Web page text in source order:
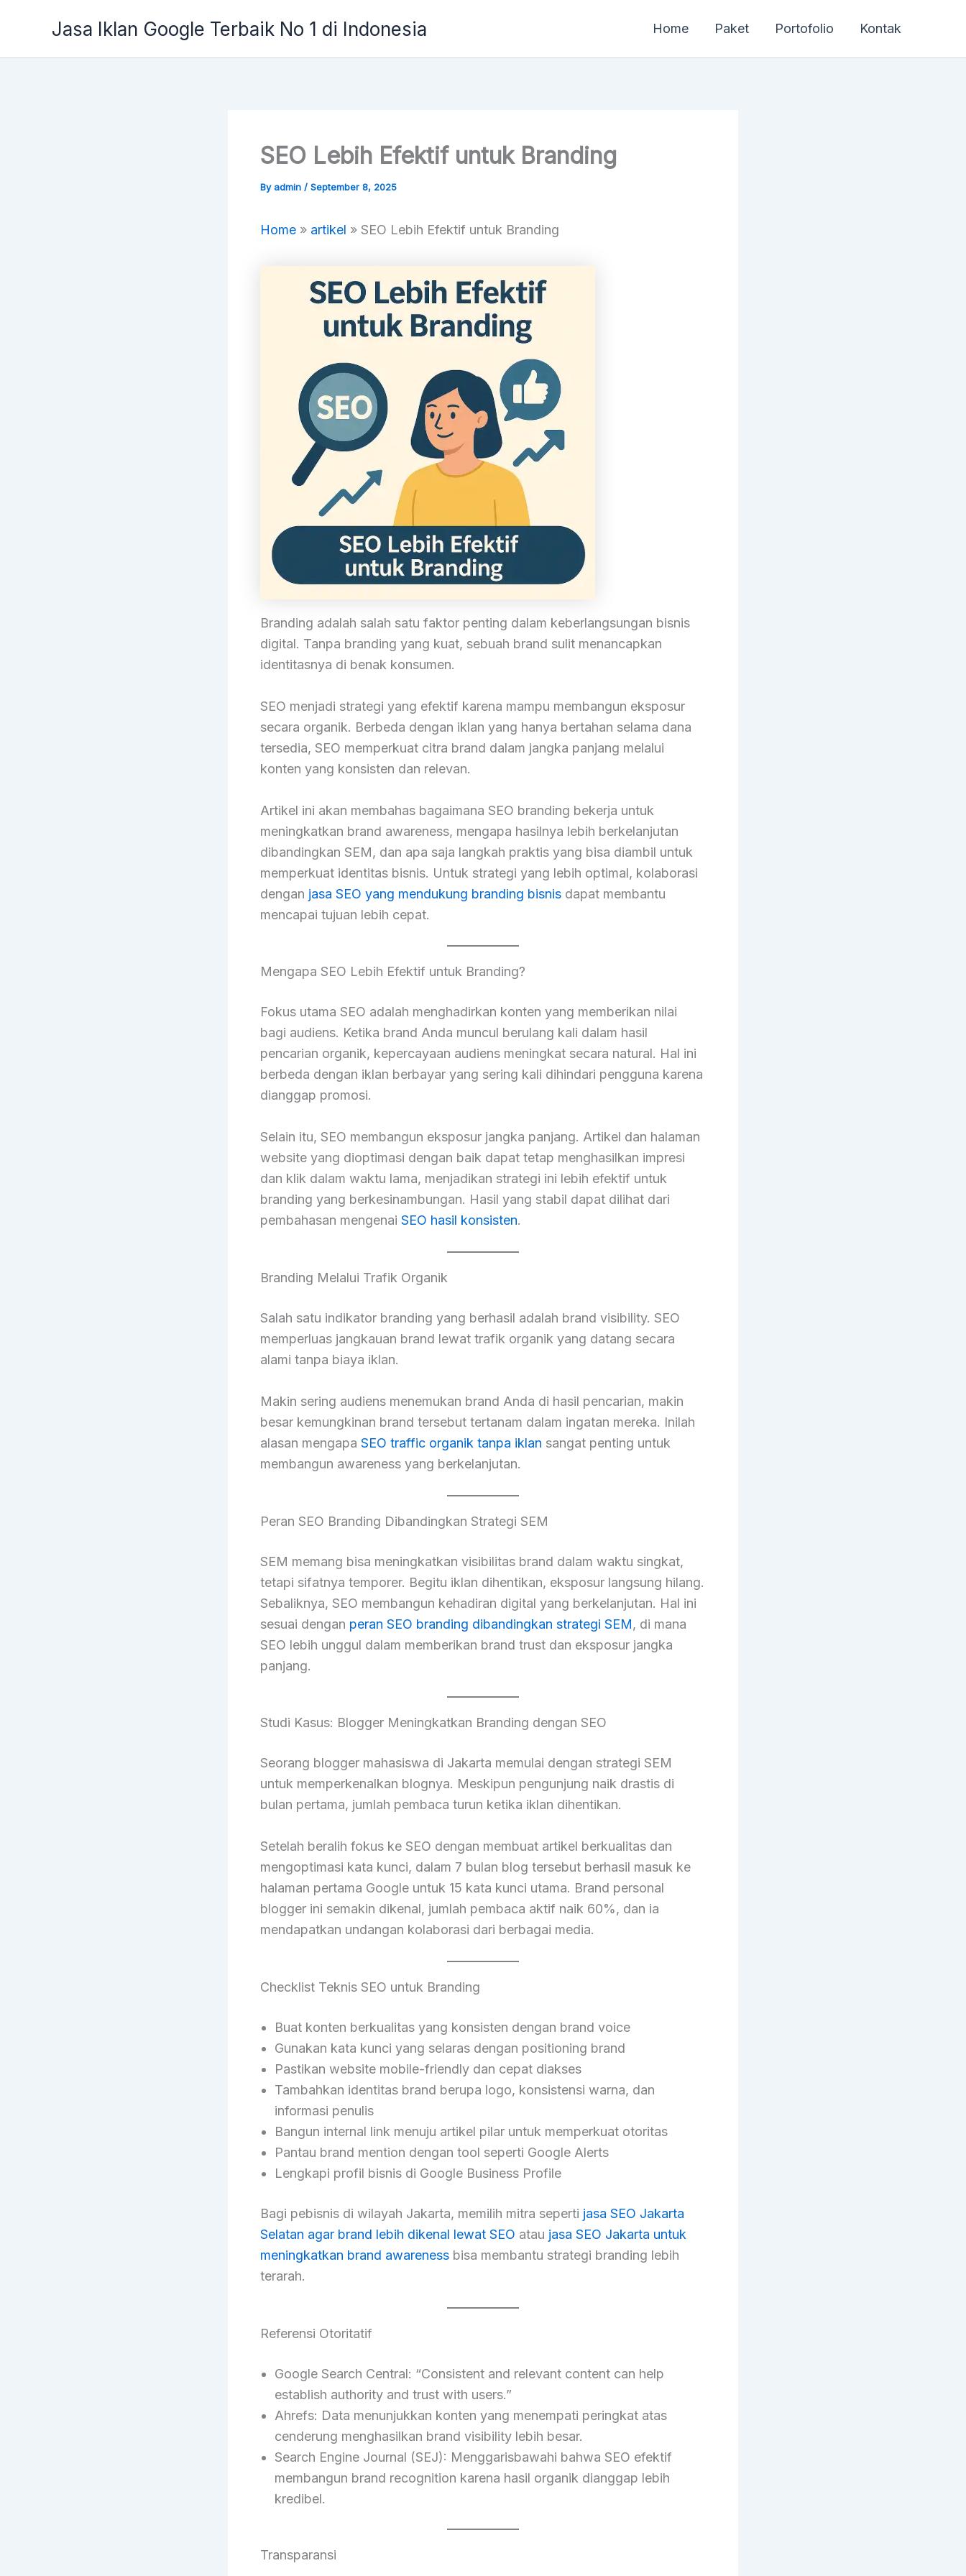
Jasa Iklan Google Terbaik No 1 di Indonesia Home Paket Portofolio Kontak
SEO Lebih Efektif untuk Branding
Byadmin / September 8, 2025
Home » artikel » SEO Lebih Efektif untuk Branding
Branding adalah salah satu faktor penting dalam keberlangsungan bisnis
digital. Tanpa branding yang kuat, sebuah brand sulit menancapkan
identitasnya di benak konsumen.
SEO menjadi strategi yang efektif karena mampu membangun eksposur
secara organik. Berbeda dengan iklan yang hanya bertahan selama dana
tersedia, SEO memperkuat citra brand dalam jangka panjang melalui
konten yang konsisten dan relevan.
Artikel ini akan membahas bagaimana SEO branding bekerja untuk
meningkatkan brand awareness, mengapa hasilnya lebih berkelanjutan
dibandingkan SEM, dan apa saja langkah praktis yang bisa diambil untuk
memperkuat identitas bisnis. Untuk strategi yang lebih optimal, kolaborasi
dengan jasa SEO yang mendukung branding bisnis dapat membantu
mencapai tujuan lebih cepat.
Mengapa SEO Lebih Efektif untuk Branding?
Fokus utama SEO adalah menghadirkan konten yang memberikan nilai
bagi audiens. Ketika brand Anda muncul berulang kali dalam hasil
pencarian organik, kepercayaan audiens meningkat secara natural. Hal ini
berbeda dengan iklan berbayar yang sering kali dihindari pengguna karena
dianggap promosi.
Selain itu, SEO membangun eksposur jangka panjang. Artikel dan halaman
website yang dioptimasi dengan baik dapat tetap menghasilkan impresi
dan klik dalam waktu lama, menjadikan strategi ini lebih efektif untuk
branding yang berkesinambungan. Hasil yang stabil dapat dilihat dari
pembahasan mengenai SEO hasil konsisten.
Branding Melalui Trafik Organik
Salah satu indikator branding yang berhasil adalah brand visibility. SEO
memperluas jangkauan brand lewat trafik organik yang datang secara
alami tanpa biaya iklan.
Makin sering audiens menemukan brand Anda di hasil pencarian, makin
besar kemungkinan brand tersebut tertanam dalam ingatan mereka. Inilah
alasan mengapa SEO traffic organik tanpa iklan sangat penting untuk
membangun awareness yang berkelanjutan.
Peran SEO Branding Dibandingkan Strategi SEM
SEM memang bisa meningkatkan visibilitas brand dalam waktu singkat,
tetapi sifatnya temporer. Begitu iklan dihentikan, eksposur langsung hilang.
Sebaliknya, SEO membangun kehadiran digital yang berkelanjutan. Hal ini
sesuai dengan peran SEO branding dibandingkan strategi SEM, di mana
SEO lebih unggul dalam memberikan brand trust dan eksposur jangka
panjang.
Studi Kasus: Blogger Meningkatkan Branding dengan SEO
Seorang blogger mahasiswa di Jakarta memulai dengan strategi SEM
untuk memperkenalkan blognya. Meskipun pengunjung naik drastis di
bulan pertama, jumlah pembaca turun ketika iklan dihentikan.
Setelah beralih fokus ke SEO dengan membuat artikel berkualitas dan
mengoptimasi kata kunci, dalam 7 bulan blog tersebut berhasil masuk ke
halaman pertama Google untuk 15 kata kunci utama. Brand personal
blogger ini semakin dikenal, jumlah pembaca aktif naik 60%, dan ia
mendapatkan undangan kolaborasi dari berbagai media.
Checklist Teknis SEO untuk Branding
Buat konten berkualitas yang konsisten dengan brand voice
Gunakan kata kunci yang selaras dengan positioning brand
Pastikan website mobile-friendly dan cepat diakses
Tambahkan identitas brand berupa logo, konsistensi warna, dan
informasi penulis
Bangun internal link menuju artikel pilar untuk memperkuat otoritas
Pantau brand mention dengan tool seperti Google Alerts
Lengkapi profil bisnis di Google Business Profile
Bagi pebisnis di wilayah Jakarta, memilih mitra seperti jasa SEO Jakarta
Selatan agar brand lebih dikenal lewat SEO atau jasa SEO Jakarta untuk
meningkatkan brand awareness bisa membantu strategi branding lebih
terarah.
Referensi Otoritatif
Google Search Central: “Consistent and relevant content can help
establish authority and trust with users.”
Ahrefs: Data menunjukkan konten yang menempati peringkat atas
cenderung menghasilkan brand visibility lebih besar.
Search Engine Journal (SEJ): Menggarisbawahi bahwa SEO efektif
membangun brand recognition karena hasil organik dianggap lebih
kredibel.
Transparansi